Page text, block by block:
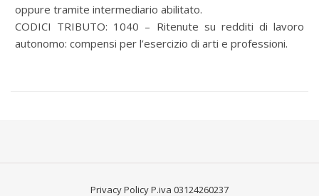
oppure tramite intermediario abilitato.
CODICI TRIBUTO: 1040 – Ritenute su redditi di lavoro
autonomo: compensi per l’esercizio di arti e professioni.
Privacy PolicyP.iva 03124260237